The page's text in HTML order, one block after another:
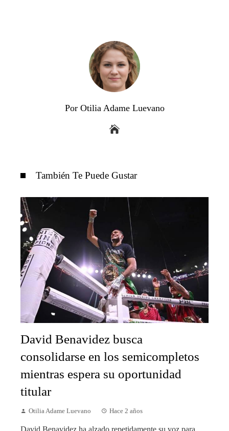
Por Otilia Adame Luevano
También Te Puede Gustar
David Benavidez busca
consolidarse en los semicompletos
mientras espera su oportunidad
titular
Otilia Adame Luevano Hace 2 años
David Benavidez ha alzado repetidamente su voz para